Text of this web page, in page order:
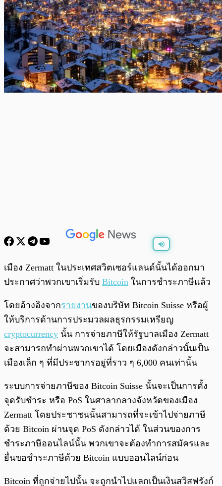
0:00
เมือง Zermatt ในประเทศสวิตเซอร์แลนด์นั้นได้ออกมา
ประกาศว่าพวกเขาเริ่มรับ Bitcoin ในการชำระภาษีแล้ว
โดยอ้างอิงจากรายงานของบริษัท Bitcoin Suisse หรือผู้
ให้บริการด้านการประมวลผลธุรกรรมเหรียญ
cryptocurrency นั้น การจ่ายภาษีให้รัฐบาลเมือง Zermatt
จะสามารถทำผ่านพวกเขาได้ โดยเมืองดังกล่าวนั้นเป็น
เมืองเล็ก ๆ ที่มีประชากรอยู่ที่ราว ๆ 6,000 คนเท่านั้น
ระบบการจ่ายภาษีของ Bitcoin Suisse นั้นจะเป็นการตั้ง
จุดรับชำระ หรือ PoS ในศาลากลางจังหวัดของเมือง
Zermatt โดยประชาชนนั้นสามารถที่จะเข้าไปจ่ายภาษี
ด้วย Bitcoin ผ่านจุด PoS ดังกล่าวได้ ในส่วนของการ
ชำระภาษีออนไลน์นั้น พวกเขาจะต้องทำการสมัครและ
ยื่นขอชำระภาษีด้วย Bitcoin แบบออนไลน์ก่อน
Bitcoin ที่ถูกจ่ายไปนั้น จะถูกนำไปแลกเป็นเงินสวิสฟรังก์